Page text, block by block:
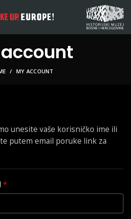
MY ACCOUNT
unesite vaše korisničko ime ili
putem email poruke link za
*